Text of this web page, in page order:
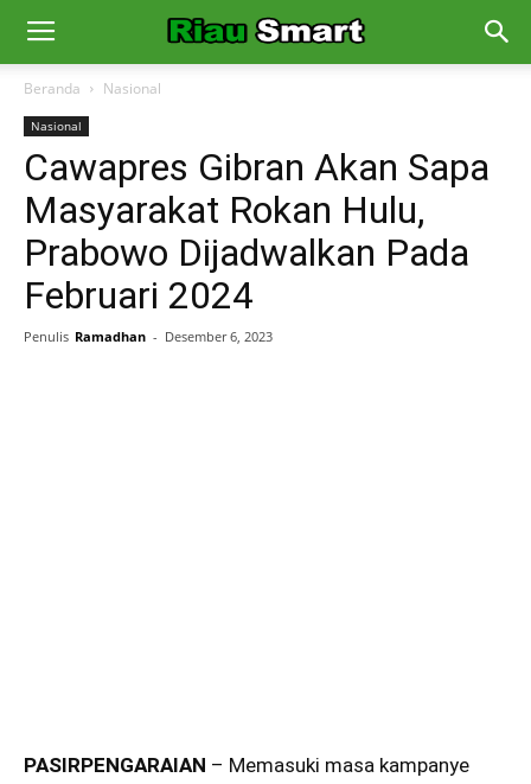
Beranda Nasional
Nasional
Cawapres Gibran Akan Sapa
Masyarakat Rokan Hulu,
Prabowo Dijadwalkan Pada
Februari 2024
Penulis Ramadhan - Desember 6, 2023
PASIRPENGARAIAN – Memasuki masa kampanye